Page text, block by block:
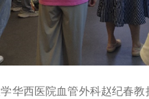
华西医院血管外科赵纪春